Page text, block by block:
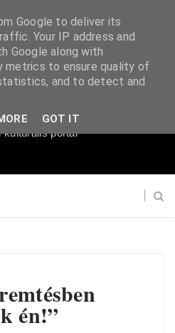
kulturális portál
én!”
Google to deliver its
Your IP address and
Google along with
metrics to ensure quality of
and to detect and
GOT IT